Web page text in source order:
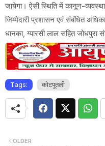
जायेगा। ऐसी स्थिति में कानून-
जिम्मेदारी प्रशासन एवं संबंधित
धानका, ग्यारसी लाल सहित
Tags: कोटपूतली
OLDER